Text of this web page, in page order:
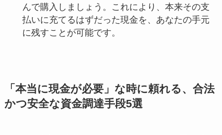
んで購入しましょう。これにより、本来その支
払いに充てるはずだった現金を、あなたの手元
に残すことが可能です。
「本当に現金が必要」な時に頼れる、合法
かつ安全な資金調達手段5選